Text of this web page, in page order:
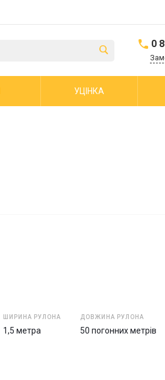
0
УЦІНКА
ШИРИНА РУЛОНА
1,5 метра
ДОВЖИНА РУЛОНА
50 погонних метрів